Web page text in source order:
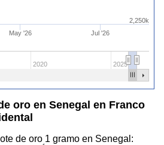
May '26 Jul '26
2020 2025
2,250k
oro en Senegal en Franco
de oro 1 gramo en Senegal: